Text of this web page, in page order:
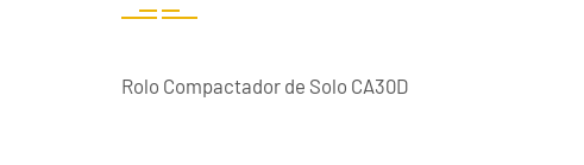
Rolo Compactador de Solo CA30D